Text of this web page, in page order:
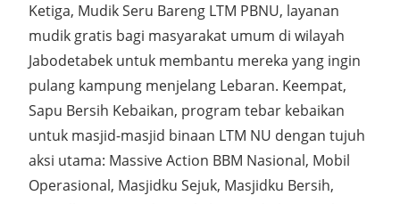
Ketiga, Mudik Seru Bareng LTM PBNU, layanan
mudik gratis bagi masyarakat umum di wilayah
Jabodetabek untuk membantu mereka yang ingin
pulang kampung menjelang Lebaran. Keempat,
Sapu Bersih Kebaikan, program tebar kebaikan
untuk masjid-masjid binaan LTM NU dengan tujuh
aksi utama: Massive Action BBM Nasional, Mobil
Operasional, Masjidku Sejuk, Masjidku Bersih,